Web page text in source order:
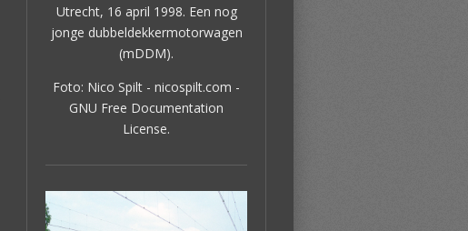
Utrecht, 16 april 1998. Een nog
jonge dubbeldekkermotorwagen
(mDDM).
Foto: Nico Spilt - nicospilt.com -
GNU Free Documentation
License.